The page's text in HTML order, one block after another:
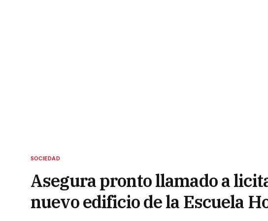
SOCIEDAD
Asegura pronto llamado a
nuevo edificio de la Escuela